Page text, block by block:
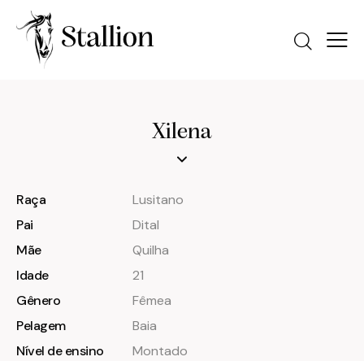
Xilena
Raça
Lusitano
Pai
Dital
Mãe
Quilha
Idade
21
Gênero
Fêmea
Pelagem
Baia
Nível de ensino
Montado